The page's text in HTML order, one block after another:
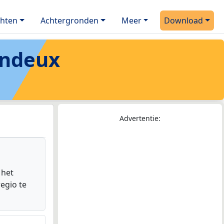
Achtergronden Meer Download
te
Advertentie: